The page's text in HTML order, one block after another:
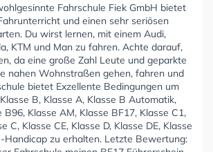
Fahrschule Fiek GmbH bietet
und einen sehr seriösen
Du wirst lernen, mit einem Audi,
KTM und Man zu fahren. Achte darauf,
da eine große Zahl Leute und geparkte
nahen Wohnstraßen gehen, fahren und
bietet Exzellente Bedingungen um
B, Klasse A, Klasse B Automatik,
B96, Klasse AM, Klasse BF17, Klasse C1,
C, Klasse CE, Klasse D, Klasse DE, Klasse
Handicap zu erhalten. Letzte Bewertung: